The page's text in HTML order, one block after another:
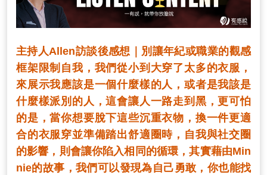
主持人Allen訪談後感想｜別讓年紀或職業的觀感
框架限制自我，我們從小到大穿了太多的衣服，
來展示我應該是一個什麼樣的人，或者是我該是
什麼樣派別的人，這會讓人一路走到黑，更可怕
的是，當你想要脫下這些沉重衣物，換一件更適
合的衣服穿並準備踏出舒適圈時，自我與社交圈
的影響，則會讓你陷入相同的循環，其實藉由Min
nie的故事，我們可以發現為自己勇敢，你也能找